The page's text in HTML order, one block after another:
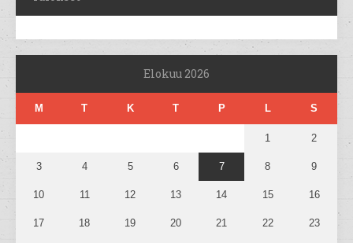
Elokuu 2026
M T K T P L S
1 2
3 4 5 6 7 8 9
10 11 12 13 14 15 16
17 18 19 20 21 22 23